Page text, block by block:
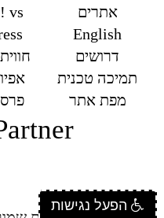
הפעל נגישות
אתרים
English
דרושים
תמיכה טכנית
מפת אתר
vs